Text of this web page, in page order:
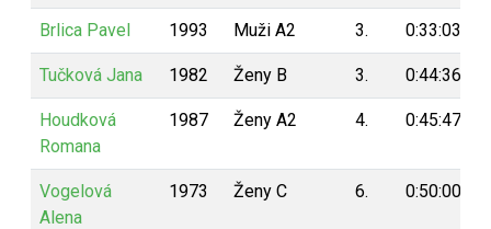
Brlica Pavel 1993 Muži A2 3. 0:33:03
Tučková Jana 1982 Ženy B 3. 0:44:36
Houdková
Romana
1987 Ženy A2 4. 0:45:47
Vogelová
Alena
1973 Ženy C 6. 0:50:00